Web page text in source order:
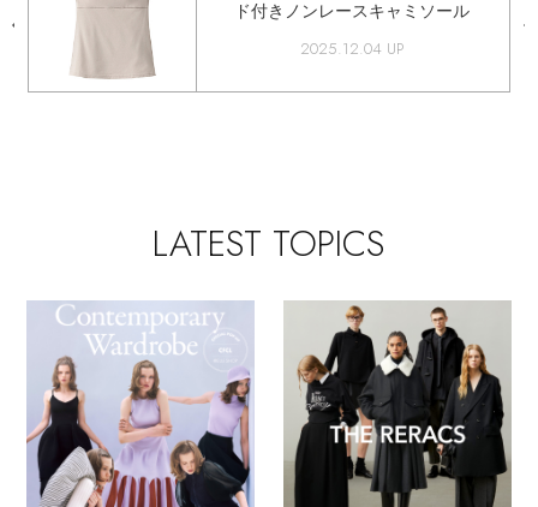
ド付きノンレースキャミソール
2025.12.04 UP
LATEST TOPICS